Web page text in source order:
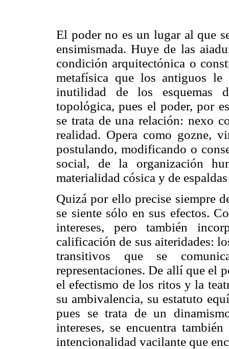
El poder no es un lugar al que
ensimismada. Huye de las
condición arquitectónica o
metafísica que los antiguos le
inutilidad de los esquemas
topológica, pues el poder, por
se trata de una relación: nexo
realidad. Opera como gozne,
postulando, modificando o
social, de la organización
materialidad cósica y de
Quizá por ello precise siempre
se siente sólo en sus efectos.
intereses, pero también
calificación de sus aiteridades:
transitivos que se
representaciones. De allí que el
el efectismo de los ritos y la
su ambivalencia, su estatuto
pues se trata de un
intereses, se encuentra
intencionalidad vacilante que